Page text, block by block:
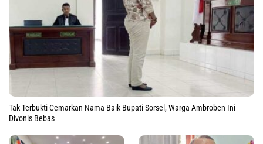
Tak Terbukti Cemarkan Nama Baik Bupati Sorsel, Warga Ambroben Ini
Divonis Bebas